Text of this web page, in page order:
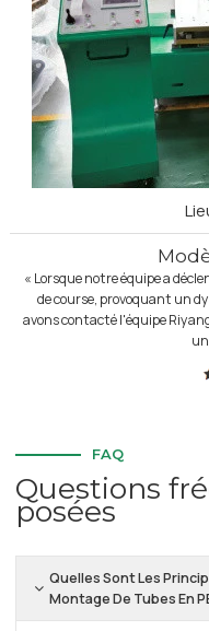
« Lorsque notre équipe a
de course, provoquant un
avons contacté l'équipe
FAQ
Questions
posées
Quelles Sont Les
Montage De Tubes En